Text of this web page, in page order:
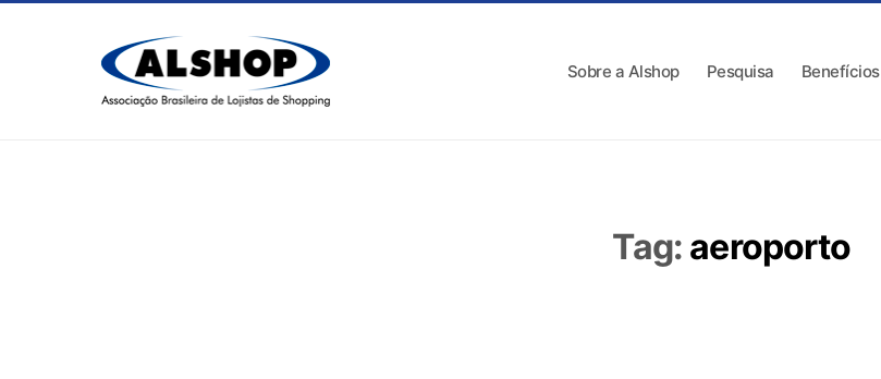
Sobre a Alshop Pesquisa Benefícios
Tag: aeroporto